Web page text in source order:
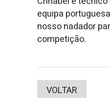
equipa
nosso nadador
competição.
VOLTAR